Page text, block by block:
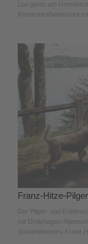
Los gehts am
Römerstraßenbrücke
Franz-Hitze-
Der Pilger- und
mit Drolshagen-
Sozialreformers Franz